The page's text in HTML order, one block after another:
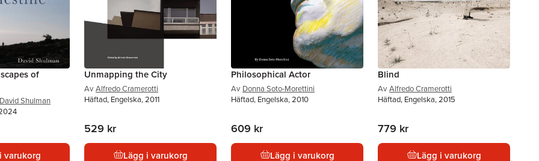
of
David Shulman
varukorg
Unmapping the City
Av Alfredo Cramerotti
Häftad, Engelska, 2011
529 kr
Lägg i varukorg
Philosophical Actor
Av Donna Soto-Morettini
Häftad, Engelska, 2010
609 kr
Lägg i varukorg
Blind
Av Alfredo Cramerotti
Häftad, Engelska, 2015
779 kr
Lägg i varukorg